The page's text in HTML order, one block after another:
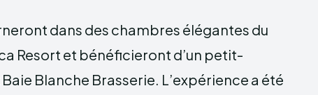
dans des chambres élégantes du
Resort et bénéficieront d’un petit-
Blanche Brasserie. L’expérience a été